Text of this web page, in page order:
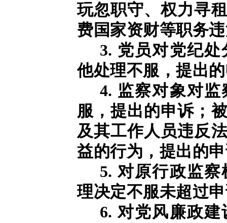
玩忽职守、权力寻
费国家资财等职务
3. 党员对党纪
他处理不服，提出
4. 监察对象对
服，提出的申诉；
及其工作人员违反
益的行为，提出的
5. 对原行政监
理决定不服未超过
6. 对党风廉政